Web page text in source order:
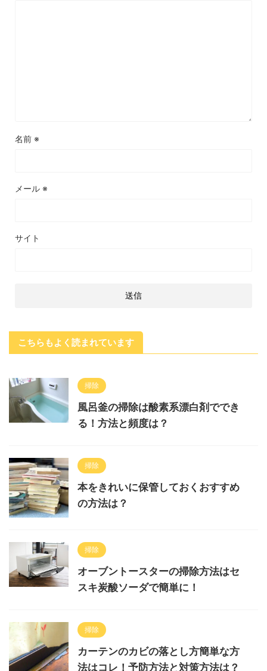
名前 ※
メール ※
サイト
こちらもよく読まれています
掃除
風呂釜の掃除は酸素系漂白剤ででき
る！方法と頻度は？
掃除
本をきれいに保管しておくおすすめ
の方法は？
掃除
オーブントースターの掃除方法はセ
スキ炭酸ソーダで簡単に！
掃除
カーテンのカビの落とし方簡単な方
法はコレ！予防方法と対策方法は？